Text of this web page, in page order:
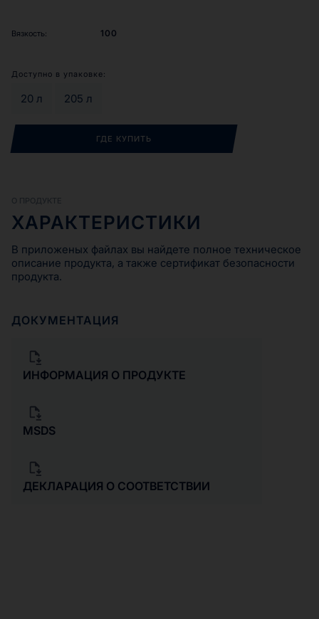
Вязкость: 100
Доступно в упаковке:
20 л 205 л
ГДЕ КУПИТЬ
О ПРОДУКТЕ
ХАРАКТЕРИСТИКИ
В приложеных файлах вы найдете полное техническое
описание продукта, а также сертификат безопасности
продукта.
ДОКУМЕНТАЦИЯ
ИНФОРМАЦИЯ О ПРОДУКТЕ
MSDS
ДЕКЛАРАЦИЯ О СООТВЕТСТВИИ